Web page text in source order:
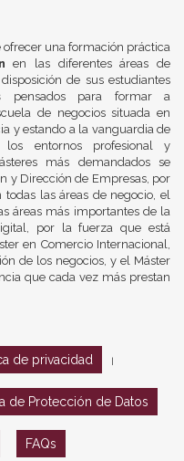
ofrecer una formación práctica
en las diferentes áreas de
de sus estudiantes
pensados para formar a
de negocios situada en
y estando a la vanguardia de
entornos profesional y
más demandados se
y Dirección de Empresas, por
las áreas de negocio, el
áreas más importantes de la
por la fuerza que está
en Comercio Internacional,
de los negocios, y el Máster
que cada vez más prestan
de privacidad
de Protección de Datos
FAQs